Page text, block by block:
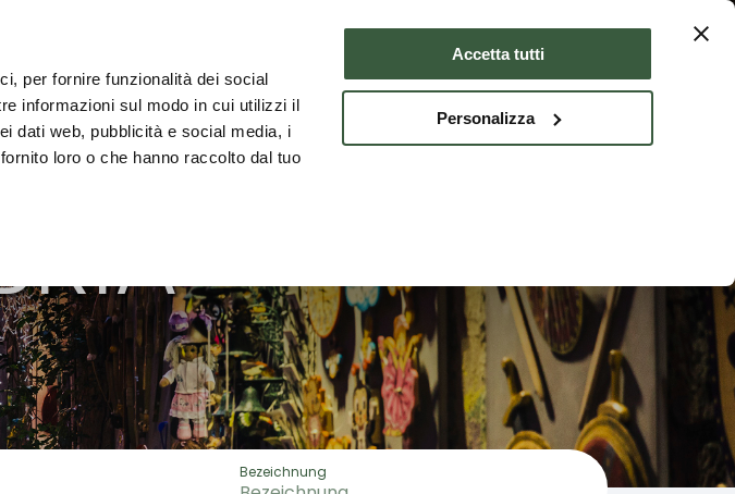
per fornire funzionalità dei social
informazioni sul modo in cui utilizzi il
dati web, pubblicità e social media, i
loro o che hanno raccolto dal tuo
Accetta tutti
PersonalizzaIN
Bezeichnung